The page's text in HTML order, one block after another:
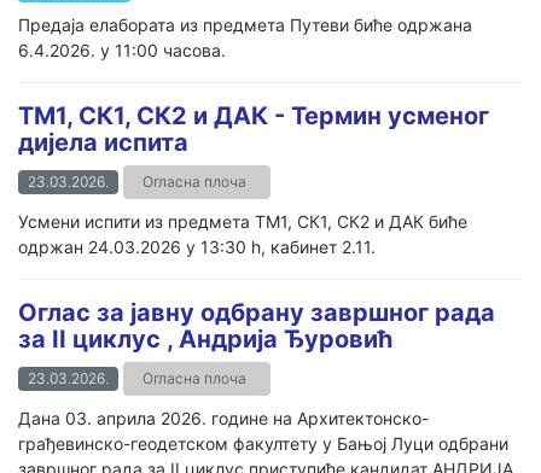
Предаја елабората из предмета Путеви биће одржана
6.4.2026. у 11:00 часова.
ТМ1, СК1, СК2 и ДАК - Термин усменог
дијела испита
23.03.2026. Огласна плоча
Усмени испити из предмета ТМ1, СК1, СК2 и ДАК биће
одржан 24.03.2026 у 13:30 h, кабинет 2.11.
Оглас за јавну одбрану завршног рада
за II циклус , Андрија Ђуровић
23.03.2026. Огласна плоча
Дана 03. априла 2026. године на Архитектонско-
грађевинско-геодетском факултету у Бањој Луци одбрани
завршног рада за II циклус приступиће кандидат АНДРИЈА